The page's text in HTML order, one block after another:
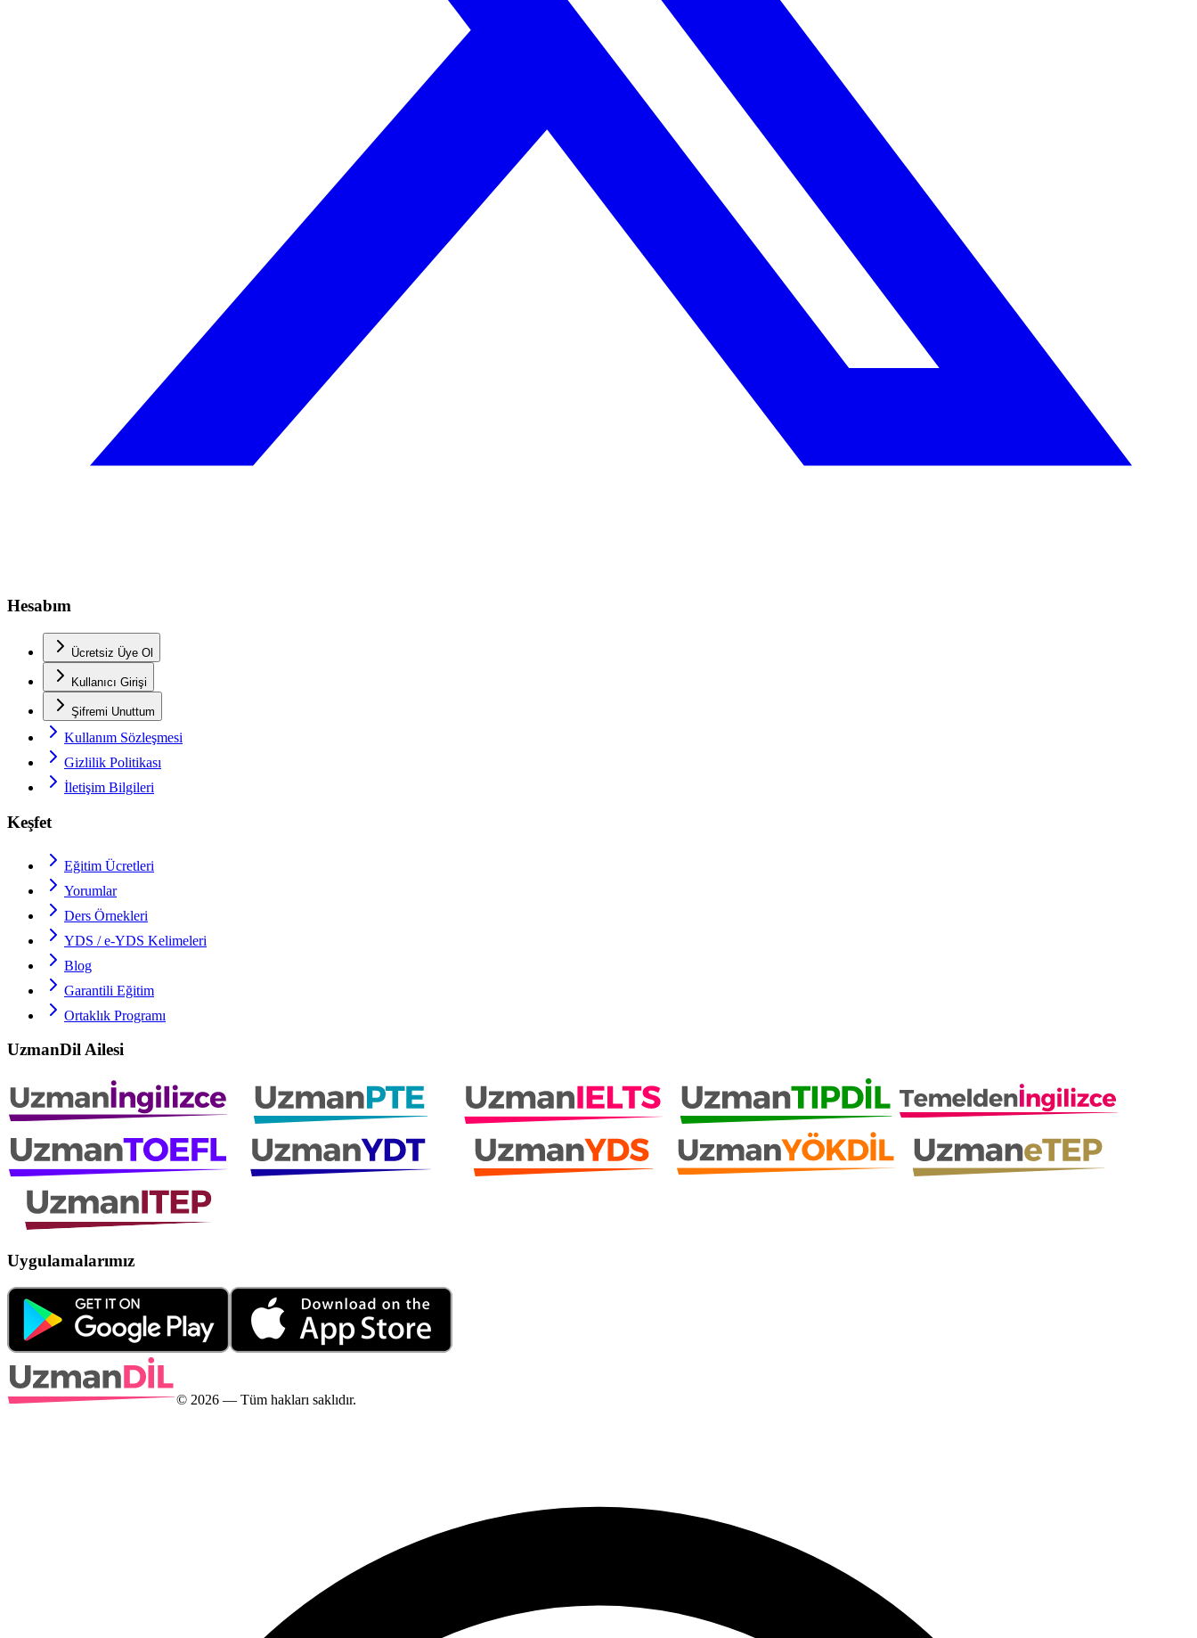
Hesabım
Ücretsiz Üye Ol
Kullanıcı Girişi
Şifremi Unuttum
Kullanım Sözleşmesi
Gizlilik Politikası
İletişim Bilgileri
Keşfet
Eğitim Ücretleri
Yorumlar
Ders Örnekleri
YDS / e-YDS Kelimeleri
Blog
Garantili Eğitim
Ortaklık Programı
UzmanDil Ailesi
Uygulamalarımız
© 2026 — Tüm hakları saklıdır.